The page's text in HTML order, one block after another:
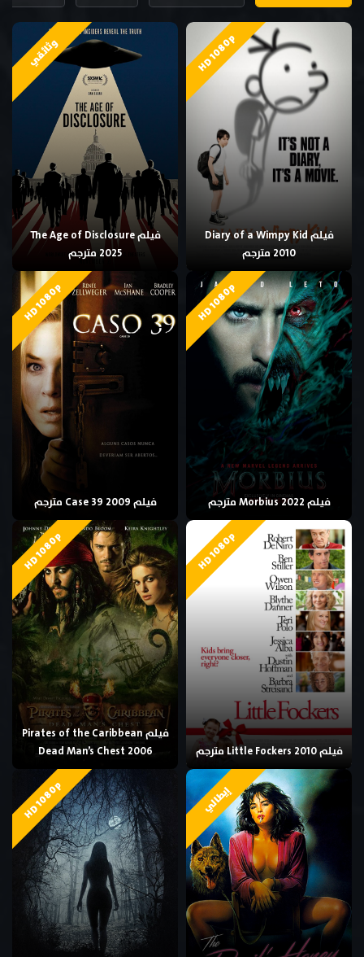
HD 1080p
فيلم Diary of a Wimpy Kid
2010 مترجم
وثائقي
فيلم The Age of Disclosure
2025 مترجم
HD 1080p
فيلم Morbius 2022 مترجم
HD 1080p
فيلم Case 39 2009 مترجم
HD 1080p
فيلم Little Fockers 2010 مترجم
HD 1080p
فيلم Pirates of the Caribbean
Dead Man’s Chest 2006
إيطالي HD 1080p